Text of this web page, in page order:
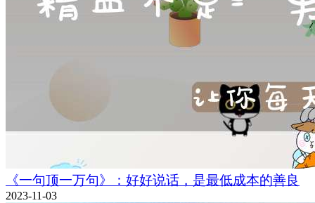
《一句顶一万句》：好好说话，是最低成本的善良
2023-11-03